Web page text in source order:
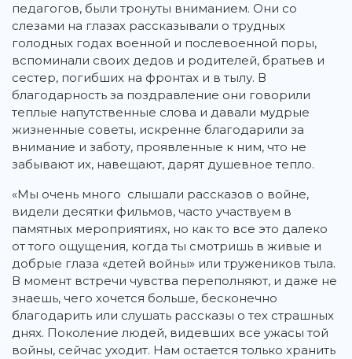
педагогов, были тронуты вниманием. Они со
слезами на глазах рассказывали о трудных
голодных годах военной и послевоенной поры,
вспоминали своих дедов и родителей, братьев и
сестер, погибших на фронтах и в тылу. В
благодарность за поздравление они говорили
теплые напутственные слова и давали мудрые
жизненные советы, искренне благодарили за
внимание и заботу, проявленные к ним, что не
забывают их, навещают, дарят душевное тепло.
«Мы очень много слышали рассказов о войне,
видели десятки фильмов, часто участвуем в
памятных мероприятиях, но как то все это далеко
от того ощущения, когда ты смотришь в живые и
добрые глаза «детей войны» или тружеников тыла.
В момент встречи чувства переполняют, и даже не
знаешь, чего хочется больше, бесконечно
благодарить или слушать рассказы о тех страшных
днях. Поколение людей, видевших все ужасы той
войны, сейчас уходит. Нам остается только хранить